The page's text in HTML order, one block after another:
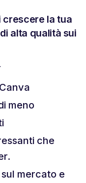
crescere la tua
alta qualità sui
meno
che
mercato e